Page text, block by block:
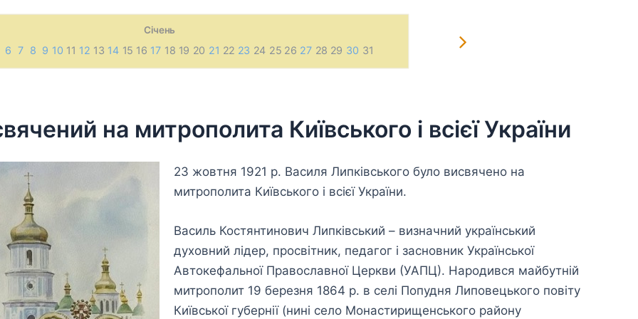
Січень
6 7 8 9 10 11 12 13 14 15 16 17 18 19 20 21 22 23 24 25 26 27 28 29 30 31
на митрополита Київського і всієї України
23 жовтня 1921 р. Василя Липківського було висвячено на
митрополита Київського і всієї України.
Василь Костянтинович Липківський – визначний український
духовний лідер, просвітник, педагог і засновник Української
Автокефальної Православної Церкви (УАПЦ). Народився майбутній
митрополит 19 березня 1864 р. в селі Попудня Липовецького повіту
Київської губернії (нині село Монастирищенського району